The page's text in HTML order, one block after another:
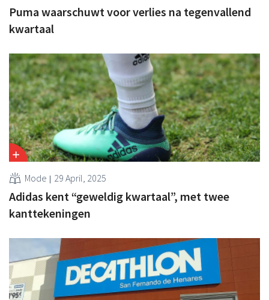
Puma waarschuwt voor verlies na tegenvallend
kwartaal
Mode 29 April, 2025
Adidas kent “geweldig kwartaal”, met twee
kanttekeningen